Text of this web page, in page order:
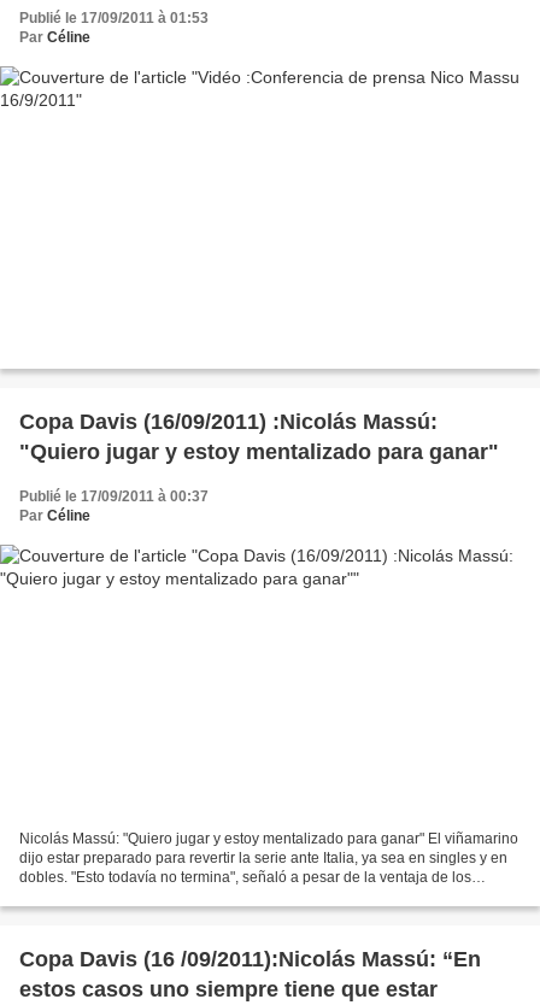
Publié le 17/09/2011 à 01:53
Par Céline
Copa Davis (16/09/2011) :Nicolás Massú:
"Quiero jugar y estoy mentalizado para ganar"
Publié le 17/09/2011 à 00:37
Par Céline
Nicolás Massú: "Quiero jugar y estoy mentalizado para ganar" El viñamarino
dijo estar preparado para revertir la serie ante Italia, ya sea en singles y en
dobles. "Esto todavía no termina", señaló a pesar de la ventaja de los
Copa Davis (16 /09/2011):Nicolás Massú: “En
estos casos uno siempre tiene que estar